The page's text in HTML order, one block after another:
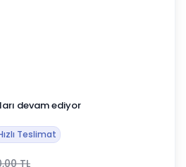
devam ediyor
Teslimat
TL